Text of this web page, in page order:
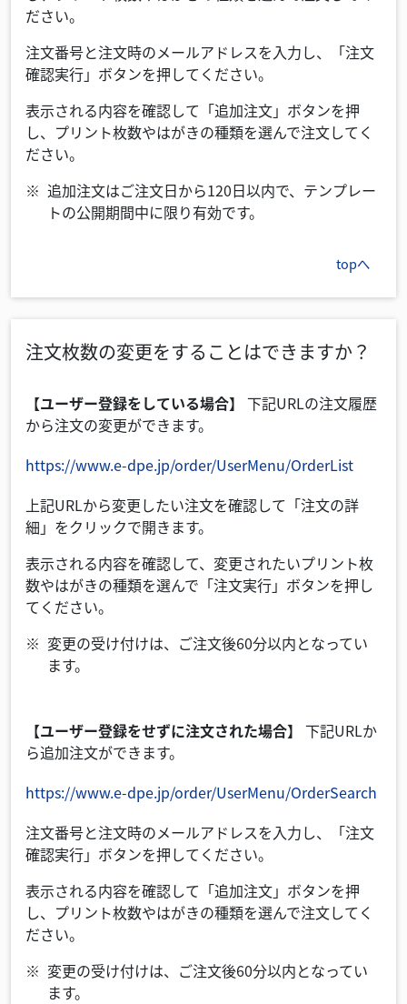
ださい。
注文番号と注文時のメールアドレスを入力し、「注文
確認実行」ボタンを押してください。
表示される内容を確認して「追加注文」ボタンを押
し、プリント枚数やはがきの種類を選んで注文してく
ださい。
追加注文はご注文日から120日以内で、テンプレー
トの公開期間中に限り有効です。
topへ
注文枚数の変更をすることはできますか？
【ユーザー登録をしている場合】 下記URLの注文履歴
から注文の変更ができます。
https://www.e-dpe.jp/order/UserMenu/OrderList
上記URLから変更したい注文を確認して「注文の詳
細」をクリックで開きます。
表示される内容を確認して、変更されたいプリント枚
数やはがきの種類を選んで「注文実行」ボタンを押し
てください。
変更の受け付けは、ご注文後60分以内となってい
ます。
【ユーザー登録をせずに注文された場合】 下記URLか
ら追加注文ができます。
https://www.e-dpe.jp/order/UserMenu/OrderSearch
注文番号と注文時のメールアドレスを入力し、「注文
確認実行」ボタンを押してください。
表示される内容を確認して「追加注文」ボタンを押
し、プリント枚数やはがきの種類を選んで注文してく
ださい。
変更の受け付けは、ご注文後60分以内となってい
ます。